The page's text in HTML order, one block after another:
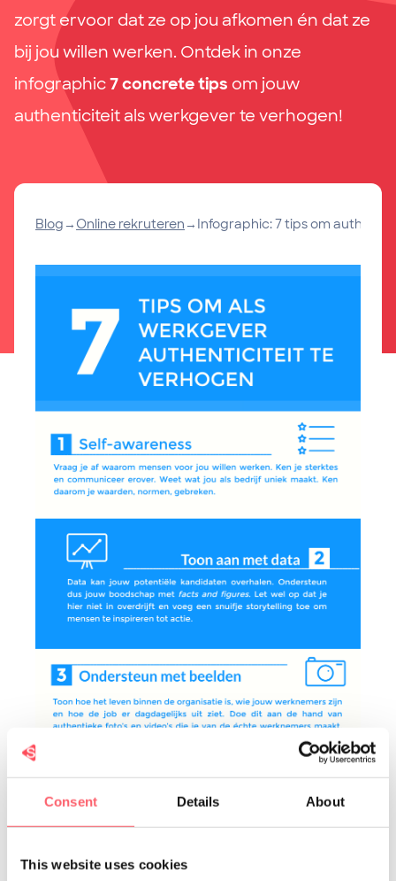
Consent Details About
This website uses cookies
zorgt ervoor dat ze op jou afkomen én dat ze
bij jou willen werken. Ontdek in onze
infographic7 concrete tips om jouw
authenticiteit als werkgever te verhogen!
Blog → Online rekruteren → Infographic: 7 tips om